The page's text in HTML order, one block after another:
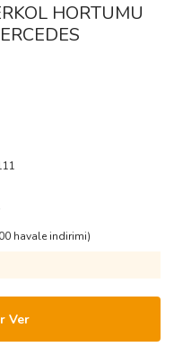
HORTUMU
havale indirimi)
Ver